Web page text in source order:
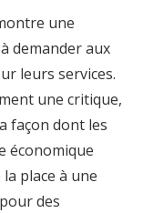
une
demander aux
leurs services.
une critique,
façon dont les
économique
place à une
des